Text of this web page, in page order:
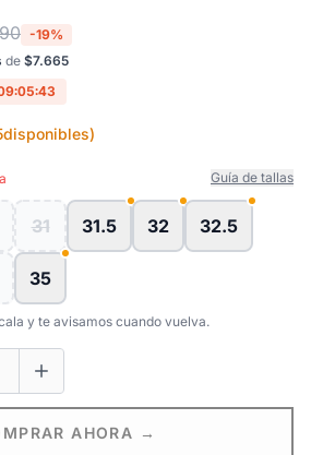
-19%
de $7.665
disponibles)
Guía de tallas
31 31.5 32 32.5
35
y te avisamos cuando vuelva.
AHORA →